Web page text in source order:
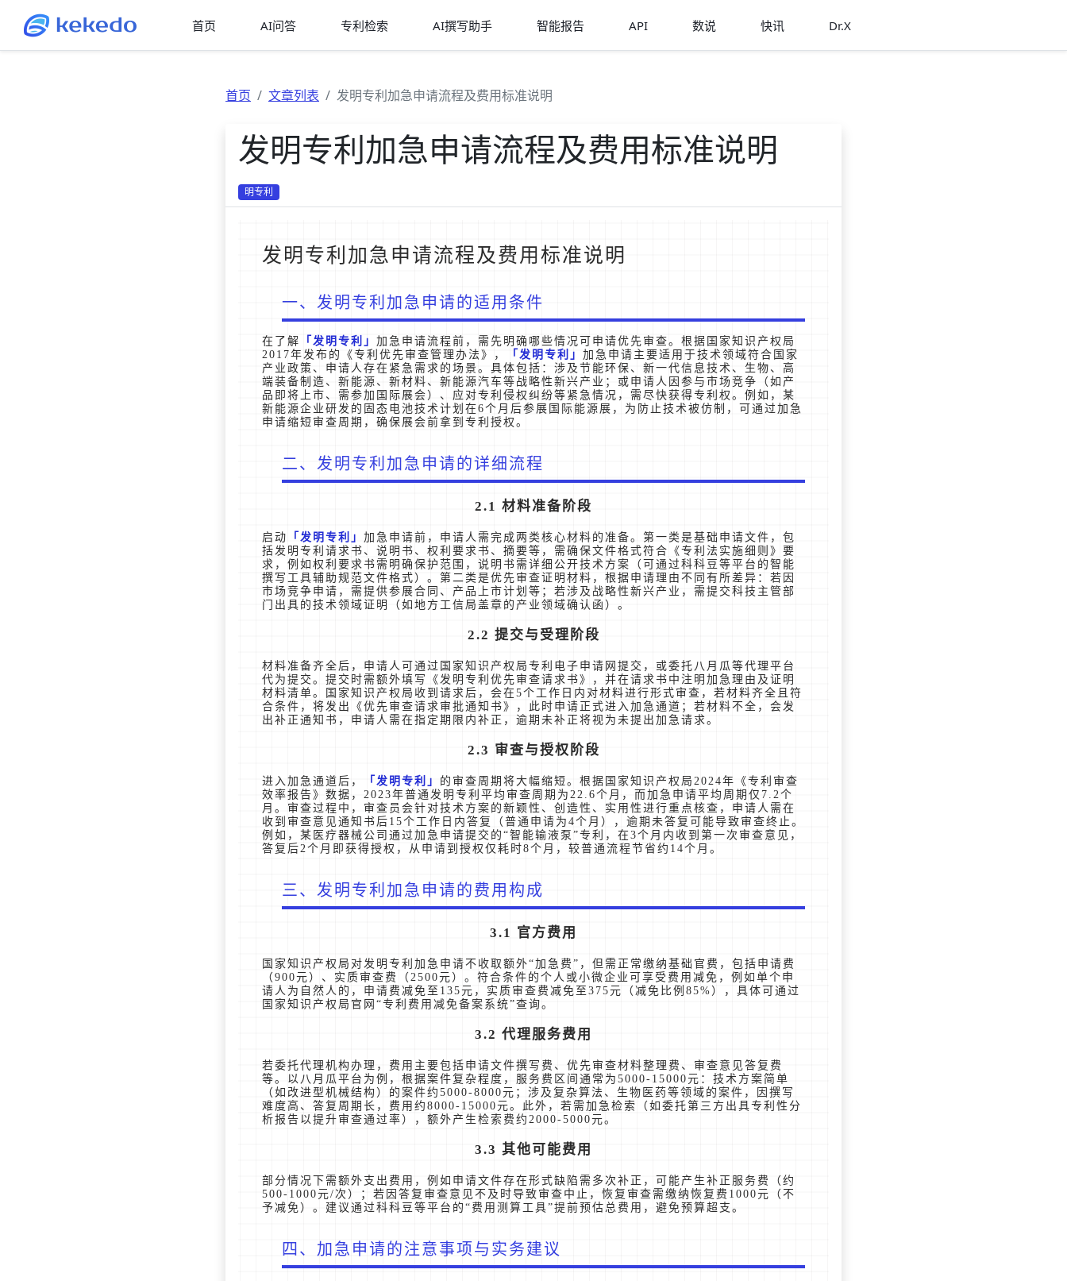
首页 AI问答 专利检索 AI撰写助手 智能报告 API 数说 快讯 Dr.X
首页 文章列表 发明专利加急申请流程及费用标准说明
发明专利加急申请流程及费用标准说明
明专利
发明专利加急申请流程及费用标准说明
一、发明专利加急申请的适用条件
在了解 发明专利
加急申请流程前，需先明确哪些情况可申请优先审查。根据国家知识产权局
2017年发布的《专利优先审查管理办法》，
发明专利
加急申请主要适用于技术领域符合国家
产业政策、申请人存在紧急需求的场景。具体包括：涉及节能环保、新一代信息技术、生物、高
端装备制造、新能源、新材料、新能源汽车等战略性新兴产业；或申请人因参与市场竞争（如产
品即将上市、需参加国际展会）、应对专利侵权纠纷等紧急情况，需尽快获得专利权。例如，某
新能源企业研发的固态电池技术计划在6个月后参展国际能源展，为防止技术被仿制，可通过加急
申请缩短审查周期，确保展会前拿到专利授权。
二、发明专利加急申请的详细流程
2.1 材料准备阶段
启动 发明专利
加急申请前，申请人需完成两类核心材料的准备。第一类是基础申请文件，包
括发明专利请求书、说明书、权利要求书、摘要等，需确保文件格式符合《专利法实施细则》要
求，例如权利要求书需明确保护范围，说明书需详细公开技术方案（可通过科科豆等平台的智能
撰写工具辅助规范文件格式）。第二类是优先审查证明材料，根据申请理由不同有所差异：若因
市场竞争申请，需提供参展合同、产品上市计划等；若涉及战略性新兴产业，需提交科技主管部
门出具的技术领域证明（如地方工信局盖章的产业领域确认函）。
2.2 提交与受理阶段
材料准备齐全后，申请人可通过国家知识产权局专利电子申请网提交，或委托八月瓜等代理平台
代为提交。提交时需额外填写《发明专利优先审查请求书》，并在请求书中注明加急理由及证明
材料清单。国家知识产权局收到请求后，会在5个工作日内对材料进行形式审查，若材料齐全且符
合条件，将发出《优先审查请求审批通知书》，此时申请正式进入加急通道；若材料不全，会发
出补正通知书，申请人需在指定期限内补正，逾期未补正将视为未提出加急请求。
2.3 审查与授权阶段
进入加急通道后， 发明专利
的审查周期将大幅缩短。根据国家知识产权局2024年《专利审查
效率报告》数据，2023年普通发明专利平均审查周期为22.6个月，而加急申请平均周期仅7.2个
月。审查过程中，审查员会针对技术方案的新颖性、创造性、实用性进行重点核查，申请人需在
收到审查意见通知书后15个工作日内答复（普通申请为4个月），逾期未答复可能导致审查终止。
例如，某医疗器械公司通过加急申请提交的“智能输液泵”专利，在3个月内收到第一次审查意见，
答复后2个月即获得授权，从申请到授权仅耗时8个月，较普通流程节省约14个月。
三、发明专利加急申请的费用构成
3.1 官方费用
国家知识产权局对发明专利加急申请不收取额外“加急费”，但需正常缴纳基础官费，包括申请费
（900元）、实质审查费（2500元）。符合条件的个人或小微企业可享受费用减免，例如单个申
请人为自然人的，申请费减免至135元，实质审查费减免至375元（减免比例85%），具体可通过
国家知识产权局官网“专利费用减免备案系统”查询。
3.2 代理服务费用
若委托代理机构办理，费用主要包括申请文件撰写费、优先审查材料整理费、审查意见答复费
等。以八月瓜平台为例，根据案件复杂程度，服务费区间通常为5000-15000元：技术方案简单
（如改进型机械结构）的案件约5000-8000元；涉及复杂算法、生物医药等领域的案件，因撰写
难度高、答复周期长，费用约8000-15000元。此外，若需加急检索（如委托第三方出具专利性分
析报告以提升审查通过率），额外产生检索费约2000-5000元。
3.3 其他可能费用
部分情况下需额外支出费用，例如申请文件存在形式缺陷需多次补正，可能产生补正服务费（约
500-1000元/次）；若因答复审查意见不及时导致审查中止，恢复审查需缴纳恢复费1000元（不
予减免）。建议通过科科豆等平台的“费用测算工具”提前预估总费用，避免预算超支。
四、加急申请的注意事项与实务建议